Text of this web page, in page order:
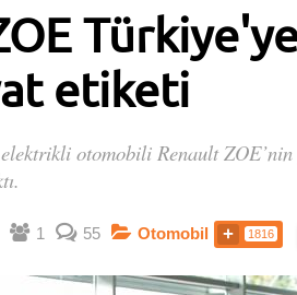
etiketi
otomobili Renault
1 55 Otomobil 1816